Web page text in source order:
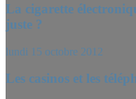
La cigarette
juste ?
lundi 15 octobre 2012
Les casinos et les